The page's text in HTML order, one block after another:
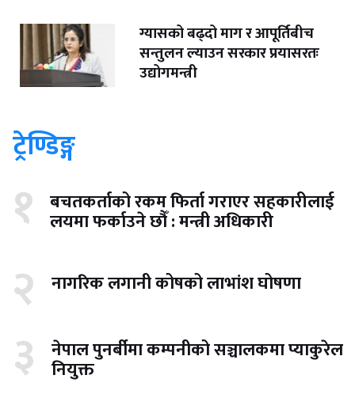
ग्यासको बढ्दो माग र आपूर्तिबीच
सन्तुलन ल्याउन सरकार प्रयासरतः
उद्योगमन्त्री
ट्रेण्डिङ्ग
१ बचतकर्ताको रकम फिर्ता गराएर सहकारीलाई
लयमा फर्काउने छौँ : मन्त्री अधिकारी
२ नागरिक लगानी कोषको लाभांश घोषणा
३ नेपाल पुनर्बीमा कम्पनीको सञ्चालकमा प्याकुरेल
नियुक्त